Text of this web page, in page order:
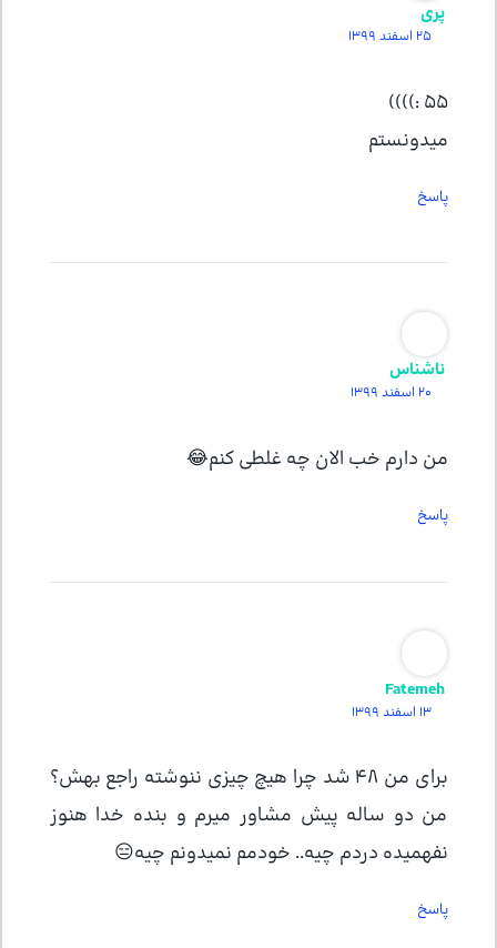
پری
25 اسفند 1399
۵۵ :))))
میدونستم
پاسخ
ناشناس
20 اسفند 1399
من دارم خب الان چه غلطی کنم😂
پاسخ
Fatemeh
13 اسفند 1399
برای من 48 شد چرا هیچ چیزی ننوشته راجع بهش؟
من دو ساله پیش مشاور میرم و بنده خدا هنوز
نفهمیده دردم چیه.. خودمم نمیدونم چیه😑
پاسخ